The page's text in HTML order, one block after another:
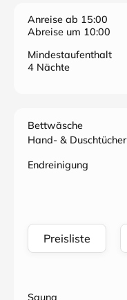
Anreise ab 15:00
Abreise um 10:00
Mindestaufenthalt
4 Nächte
Bettwäsche
Hand- & Duschtücher
Endreinigung
Preisliste
Sauna